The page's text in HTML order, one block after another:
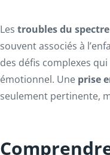
Les troubles du
souvent associés à
des défis complexes
émotionnel. Une prise
seulement pertinente,